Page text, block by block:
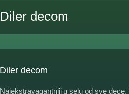
Diler decom
Diler decom
Najekstravagantniji u selu od sve